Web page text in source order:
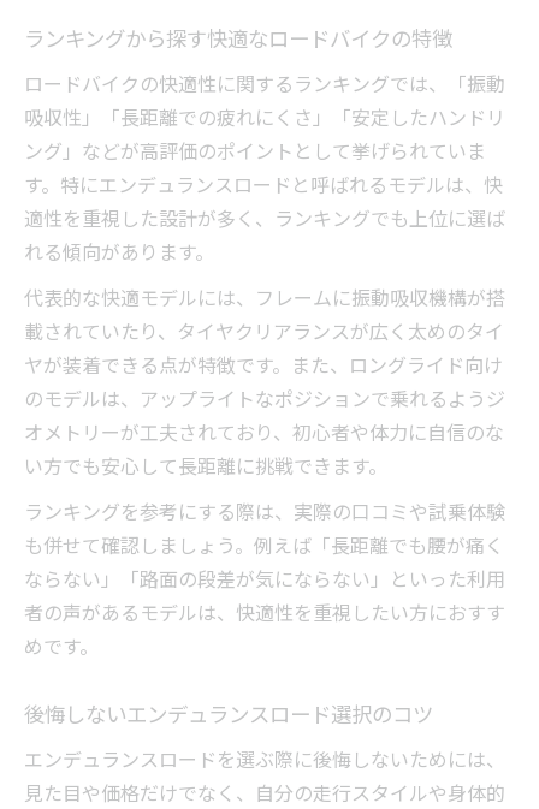
ランキングから探す快適なロードバイクの特徴
ロードバイクの快適性に関するランキングでは、「振動
吸収性」「長距離での疲れにくさ」「安定したハンドリ
ング」などが高評価のポイントとして挙げられていま
す。特にエンデュランスロードと呼ばれるモデルは、快
適性を重視した設計が多く、ランキングでも上位に選ば
れる傾向があります。
代表的な快適モデルには、フレームに振動吸収機構が搭
載されていたり、タイヤクリアランスが広く太めのタイ
ヤが装着できる点が特徴です。また、ロングライド向け
のモデルは、アップライトなポジションで乗れるようジ
オメトリーが工夫されており、初心者や体力に自信のな
い方でも安心して長距離に挑戦できます。
ランキングを参考にする際は、実際の口コミや試乗体験
も併せて確認しましょう。例えば「長距離でも腰が痛く
ならない」「路面の段差が気にならない」といった利用
者の声があるモデルは、快適性を重視したい方におすす
めです。
後悔しないエンデュランスロード選択のコツ
エンデュランスロードを選ぶ際に後悔しないためには、
見た目や価格だけでなく、自分の走行スタイルや身体的